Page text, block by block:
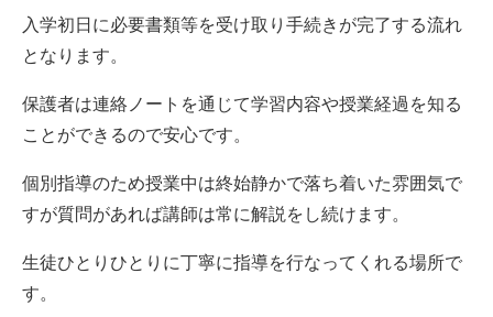
入学初日に必要書類等を受け取り手続きが完了する流れ
となります。
保護者は連絡ノートを通じて学習内容や授業経過を知る
ことができるので安心です。
個別指導のため授業中は終始静かで落ち着いた雰囲気で
すが質問があれば講師は常に解説をし続けます。
生徒ひとりひとりに丁寧に指導を行なってくれる場所で
す。